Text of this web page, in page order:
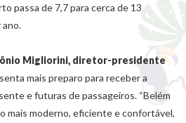
passa de 7,7 para cerca de 13
ano.
Migliorini, diretor-presidente
mais preparo para receber a
e futuras de passageiros. “Belém
mais moderno, eficiente e confortável,